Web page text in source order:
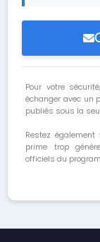
Pour votre
échanger avec un
publiés sous la
Restez
prime trop
officiels du